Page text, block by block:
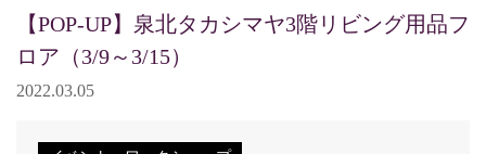
【POP-UP】泉北タカシマヤ3階リビング用品フ
ロア（3/9～3/15）
2022.03.05